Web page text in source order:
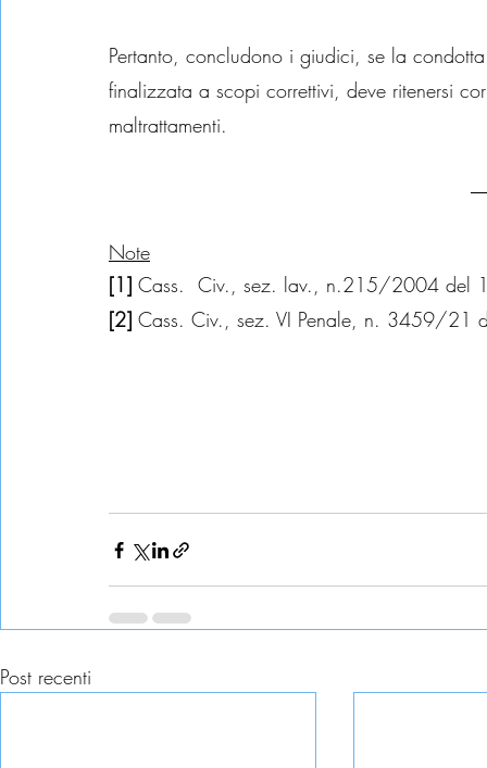
Pertanto, concludono i giudici, se la
finalizzata a scopi correttivi, deve ritenersi
maltrattamenti.
Note
[1] Cass.  Civ., sez. lav., n.215/2004 del
[2] Cass. Civ., sez. VI Penale, n. 3459/21
Post recenti